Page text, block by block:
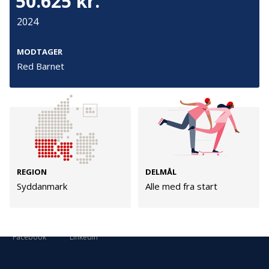
2024
MODTAGER
Red Barnet
REGION
Syddanmark
DELMÅL
Alle med fra start
Cookies
Persondata
TryghedsGruppen
Facebook LinkedIn
TrygFonden
Facebook LinkedIn